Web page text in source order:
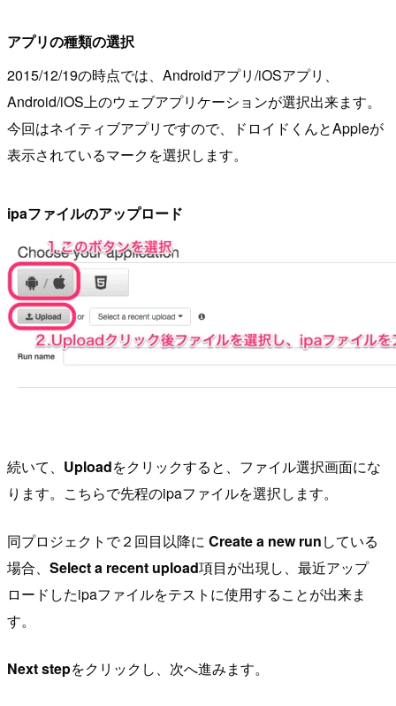
アプリの種類の選択
2015/12/19の時点では、Androidアプリ/iOSアプリ、
Android/iOS上のウェブアプリケーションが選択出来ます。
今回はネイティブアプリですので、ドロイドくんとAppleが
表示されているマークを選択します。
ipaファイルのアップロード
続いて、 Uploadをクリックすると、ファイル選択画面にな
ります。こちらで先程のipaファイルを選択します。
同プロジェクトで２回目以降に Create a new runしている
場合、 Select a recent upload項目が出現し、最近アップ
ロードしたipaファイルをテストに使用することが出来ま
す。
Next stepをクリックし、次へ進みます。